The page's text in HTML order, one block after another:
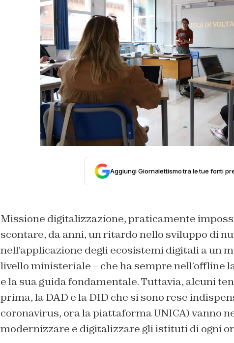
Aggiungi Giornalettismo tra le tue fonti
Missione digitalizzazione, praticamente
scontare, da anni, un ritardo nello sviluppo di
nell’applicazione degli ecosistemi digitali a un
livello ministeriale – che ha sempre nell’offline
e la sua guida fondamentale. Tuttavia, alcuni
prima, la DAD e la DID che si sono rese
coronavirus, ora la piattaforma UNICA) vanno
modernizzare e digitalizzare gli istituti di ogni